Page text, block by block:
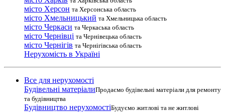
місто Херсон та Херсонська область
місто Хмельницький та Хмельницька область
місто Черкаси та Черкаська область
місто Чернівці та Чернівецька область
місто Чернігів та Чернігівська область
Нерухомість в Україні
Все для нерухомості
Будівельні матеріалиПродаємо будівельні матеріали для ремонту
та будівництва
Будівництво нерухомостіБудуємо житлові та не житлові